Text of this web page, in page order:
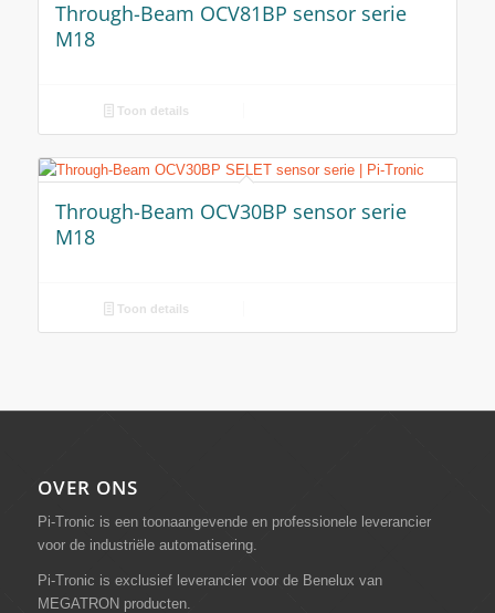
Through-Beam OCV81BP sensor serie
M18
Toon details
Through-Beam OCV30BP sensor serie
M18
Toon details
OVER ONS
Pi-Tronic is een toonaangevende en professionele leverancier
voor de industriële automatisering.
Pi-Tronic is exclusief leverancier voor de Benelux van
MEGATRON producten.